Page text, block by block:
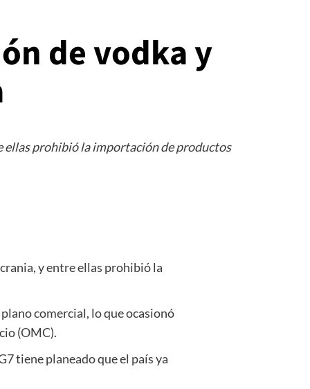
de vodka y
ellas prohibió la importación de productos
y entre ellas prohibió la
comercial, lo que ocasionó
(OMC).
tiene planeado que el país ya